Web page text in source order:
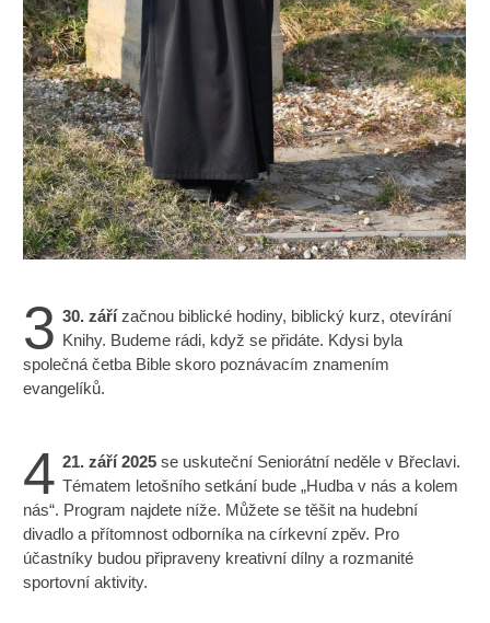
3 30. zářízačnou biblické hodiny, biblický kurz, otevírání
Knihy. Budeme rádi, když se přidáte. Kdysi byla
společná četba Bible skoro poznávacím znamením
evangelíků.
4 21. září 2025se uskuteční Seniorátní neděle v Břeclavi.
Tématem letošního setkání bude „Hudba v nás a kolem
nás“. Program najdete níže. Můžete se těšit na hudební
divadlo a přítomnost odborníka na církevní zpěv. Pro
účastníky budou připraveny kreativní dílny a rozmanité
sportovní aktivity.